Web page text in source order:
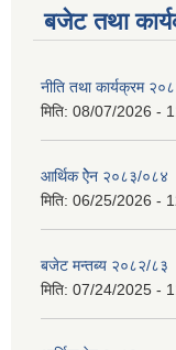
बजेट तथा
नीति तथा कार्यक्रम
मिति: 08/07/2026 -
आर्थिक ऐेन २०८३/०८४
मिति: 06/25/2026 -
बजेट मन्तब्य २०८२/८३
मिति: 07/24/2025 -